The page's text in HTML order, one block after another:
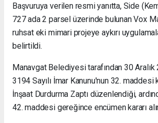
Başvuruya verilen resmi yanıtta, Side
727 ada 2 parsel üzerinde bulunan Vox
ruhsat eki mimari projeye aykırı
belirtildi.
Manavgat Belediyesi tarafından 30
3194 Sayılı İmar Kanunu'nun 32. maddesi
İnşaat Durdurma Zaptı düzenlendiği,
42. maddesi gereğince encümen kararı